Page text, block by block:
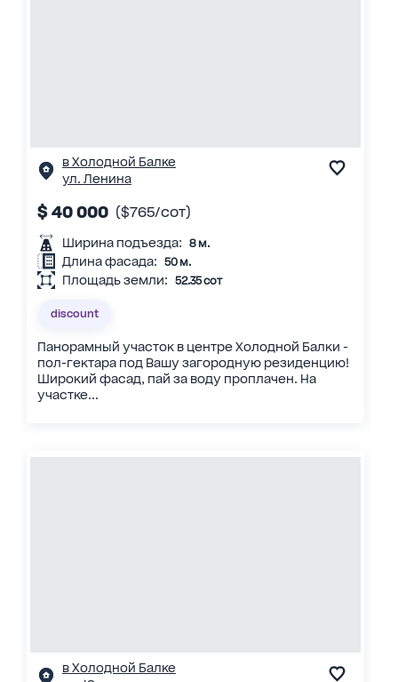
в Холодной Балке
ул. Ленина
$ 40 000 ($765/сот)
Ширина подъезда: 8 м.
Длина фасада: 50 м.
Площадь земли: 52.35 сот
discount
Панорамный участок в центре Холодной Балки -
пол-гектара под Вашу загородную резиденцию!
Широкий фасад, пай за воду проплачен. На
участке...
в Холодной Балке